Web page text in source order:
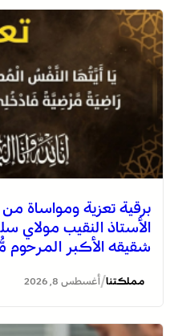
برقية تعزية ومواساة
الأستاذ النقيب مولاي
شقيقه الأكبر المرحوم
مملكتنا/ أغسطس 8, 2026